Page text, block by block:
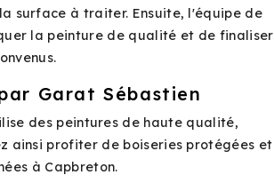
surface à traiter. Ensuite, l'équipe de
la peinture de qualité et de finaliser
Garat Sébastien
des peintures de haute qualité,
ainsi profiter de boiseries protégées et
à Capbreton.